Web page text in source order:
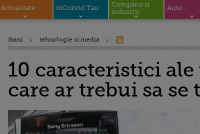
Actualitate inContul Tau
Companii si
industrii
Auto
ibani tehnologie si media
10 caracteristici
care ar trebui sa se